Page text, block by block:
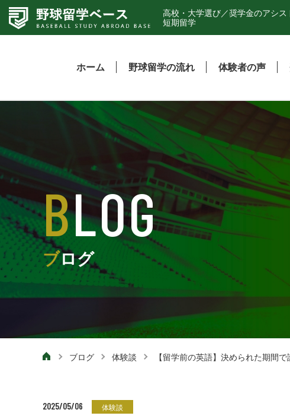
高校・大学選び／奨学金のアシス
短期留学
ホーム 野球留学の流れ 体験者の声
BLOG
ブログ
ブログ 体験談 【留学前の英語】決められた期間
2025/05/06 体験談